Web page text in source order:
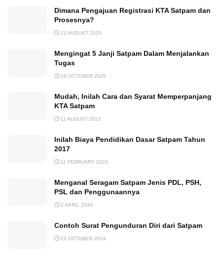
Dimana Pengajuan Registrasi KTA Satpam dan
Prosesnya?
21 AUGUST 2025
Mengingat 5 Janji Satpam Dalam Menjalankan
Tugas
19 OCTOBER 2020
Mudah, Inilah Cara dan Syarat Memperpanjang
KTA Satpam
11 AUGUST 2022
Inilah Biaya Pendidikan Dasar Satpam Tahun
2017
11 FEBRUARY 2020
Menganal Seragam Satpam Jenis PDL, PSH,
PSL dan Penggunaannya
2 APRIL 2020
Contoh Surat Pengunduran Diri dari Satpam
23 OCTOBER 2019